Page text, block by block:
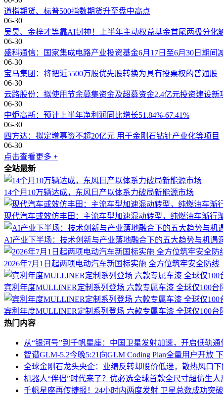
道指期货、标普500指数期货升至盘中高点
06-30
吴昊、金梓才等靠AI封神！上半年主动权益基金首尾两极分化
06-30
盛科通信：国家集成电路产业投资基金6月17日至6月30日期间
06-30
宝马集团：将把近5500万股优先股转换为具有投票权的普通股
06-30
云路股份：拟使用节余募集资金及超募资金2.4亿元投资建设新
06-30
中炬高新：预计上半年净利润同比增长51.84%-67.41%
06-30
四方达：拟定增募资不超20亿元 用于金刚石钻针产业化等项目
06-30
点击查看更多 +
全站最新
14个月10万辆达成，东风日产以体系力破局新能源市场
现代汽车或效仿丰田：主流车型加速混动转型，纯燃油车渐行
AI产业下半场：技术创新与产业落地融合下的五大趋势与机遇
2026年7月1日起两项电动汽车新国标实施 全方位筑牢安全防线
宾利年度MULLINER定制系列登场 六款专属车漆 全球仅100台
宾利年度MULLINER定制系列登场 六款专属车漆 全球仅100台
热门内容
从“银河号”到千帆星座：中国卫星发射加速，开启低轨
智谱GLM-5.2今晚5:21向GLM Coding Plan全量用户开放
全球金刚石龙头央企：业绩反转却股价低迷，散热风口下
机器人“伴侣”时代来了？优必选全球首款全尺寸超仿生
千帆星座再传捷报！24小时内两度发射 卫星总数成功突